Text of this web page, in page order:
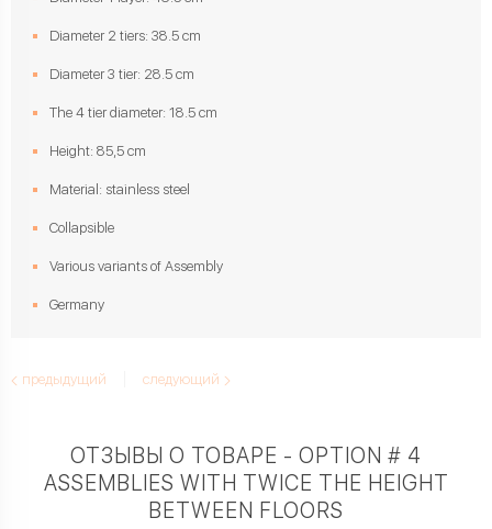
Diameter 2 tiers: 38.5 cm
Diameter 3 tier: 28.5 cm
The 4 tier diameter: 18.5 cm
Height: 85,5 cm
Material: stainless steel
Collapsible
Various variants of Assembly
Germany
предыдущий следующий
ОТЗЫВЫ О ТОВАРЕ - OPTION # 4
ASSEMBLIES WITH TWICE THE HEIGHT
BETWEEN FLOORS